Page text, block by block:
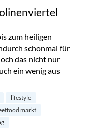
zum heiligen
schonmal für
das nicht nur
ein wenig aus
im Karolinenviertel“
lifestyle
markt